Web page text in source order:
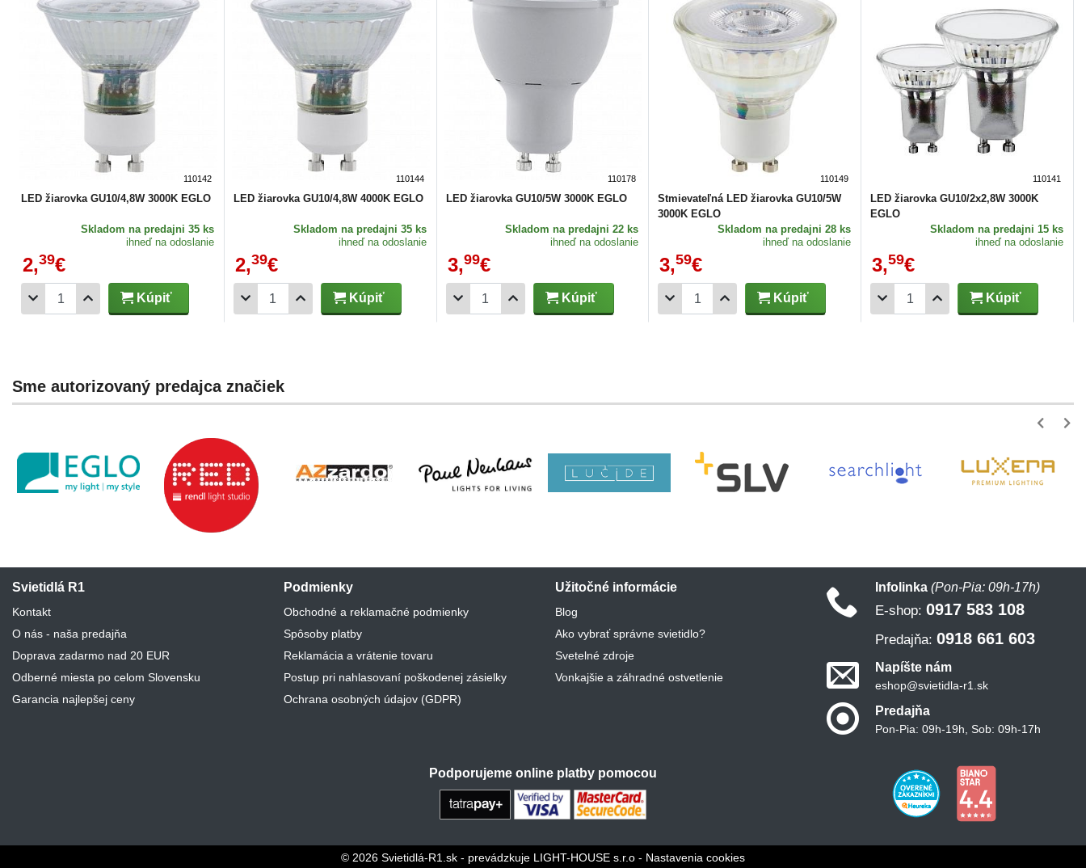
110142
LED žiarovka GU10/4,8W 3000K EGLO
Skladom na predajni 35 ks
ihneď na odoslanie
2,39€
Kúpiť
110144
LED žiarovka GU10/4,8W 4000K EGLO
Skladom na predajni 35 ks
ihneď na odoslanie
2,39€
Kúpiť
110178
LED žiarovka GU10/5W 3000K EGLO
Skladom na predajni 22 ks
ihneď na odoslanie
3,99€
Kúpiť
110149
Stmievateľná LED žiarovka GU10/5W
3000K EGLO
Skladom na predajni 28 ks
ihneď na odoslanie
3,59€
Kúpiť
110141
LED žiarovka GU10/2x2,8W 3000K
EGLO
Skladom na predajni 15 ks
ihneď na odoslanie
3,59€
Kúpiť
Sme autorizovaný predajca značiek
Svietidlá R1
Kontakt
O nás - naša predajňa
Doprava zadarmo nad 20 EUR
Odberné miesta po celom Slovensku
Garancia najlepšej ceny
Podmienky
Obchodné a reklamačné podmienky
Spôsoby platby
Reklamácia a vrátenie tovaru
Postup pri nahlasovaní poškodenej zásielky
Ochrana osobných údajov (GDPR)
Užitočné informácie
Blog
Ako vybrať správne svietidlo?
Svetelné zdroje
Vonkajšie a záhradné ostvetlenie
Infolinka (Pon-Pia: 09h-17h)
E-shop: 0917 583 108
Predajňa: 0918 661 603
Napíšte nám
eshop@svietidla-r1.sk
Predajňa
Pon-Pia: 09h-19h, Sob: 09h-17h
Podporujeme online platby pomocou
© 2026 Svietidlá-R1.sk - prevádzkuje LIGHT-HOUSE s.r.o - Nastavenia cookies